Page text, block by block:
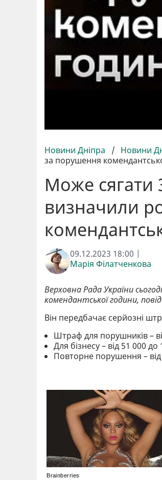
Новини Дніпра / Новини
за порушення
Може сягати
визначили
09.12.2023 18:00 |
Марія Філатченкова
Верховна Рада України
комендантської години,
Він передбачає серйозні
Штраф для порушників –
Для бізнесу – від 51 000
Повторне порушення –